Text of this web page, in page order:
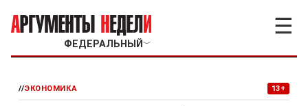
ФЕДЕРАЛЬНЫЙ ﹀
☰
//ЭКОНОМИКА 13+